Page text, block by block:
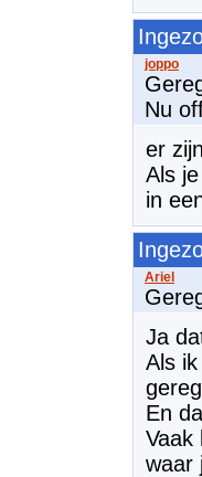
Nu
er
Als
in
Ja
Als
En
Vaak
waar